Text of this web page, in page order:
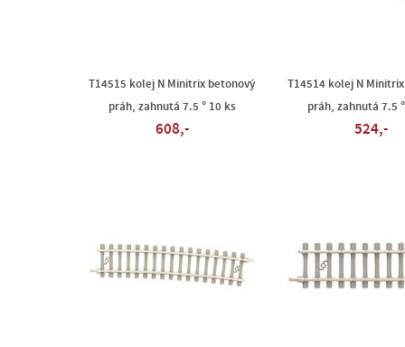
T14515 kolej N Minitrix betonový
práh, zahnutá 7.5 ° 10 ks
608,-
T14514 kolej N
práh, zahnutá 7.5
524,-